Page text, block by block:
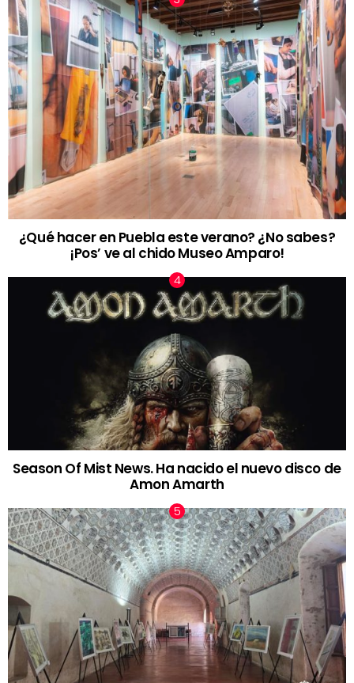
¿Qué hacer en Puebla este verano? ¿No sabes?
¡Pos’ ve al chido Museo Amparo!
Season Of Mist News. Ha nacido el nuevo disco de
Amon Amarth